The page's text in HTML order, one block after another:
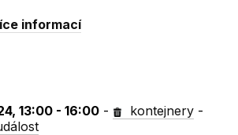
informací
13:00 - 16:00 - kontejnery -